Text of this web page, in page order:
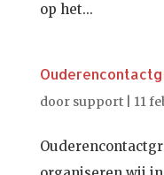
op het...
door support| 11